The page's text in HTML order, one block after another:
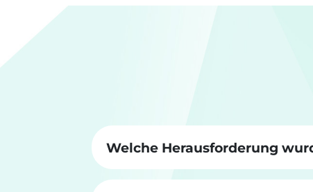
Welche Herausforderung